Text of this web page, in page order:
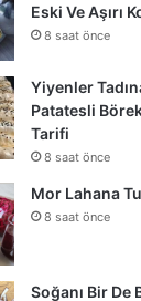
Eski Ve Aşırı
8 saat önce
Yiyenler
Patatesli
Tarifi
8 saat önce
Mor Lahana
8 saat önce
Soğanı Bir De